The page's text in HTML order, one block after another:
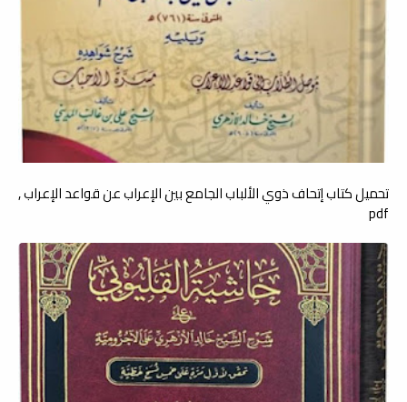
تحميل كتاب إتحاف ذوي الألباب الجامع بين الإعراب عن قواعد الإعراب ,
pdf